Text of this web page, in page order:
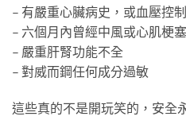
– 有嚴重心臟病史，或血壓控
– 六個月內曾經中風或心肌梗塞
– 嚴重肝腎功能不全
– 對威而鋼任何成分過敏
這些真的不是開玩笑的，安全